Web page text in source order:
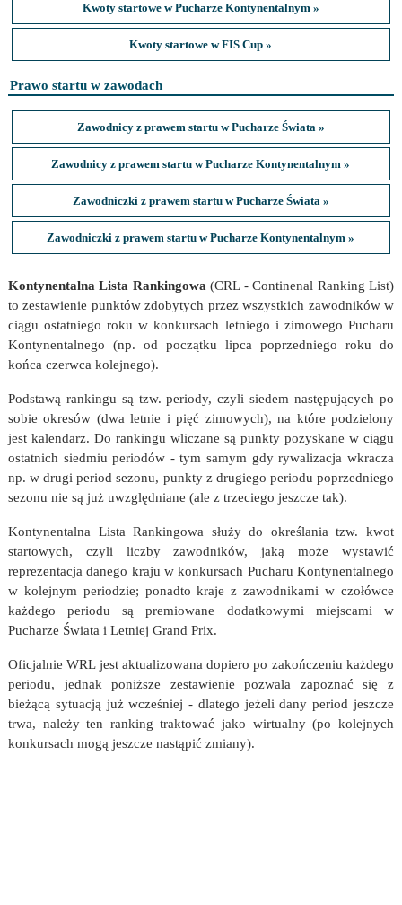
Kwoty startowe w Pucharze Kontynentalnym »
Kwoty startowe w FIS Cup »
Prawo startu w zawodach
Zawodnicy z prawem startu w Pucharze Świata »
Zawodnicy z prawem startu w Pucharze Kontynentalnym »
Zawodniczki z prawem startu w Pucharze Świata »
Zawodniczki z prawem startu w Pucharze Kontynentalnym »
Kontynentalna Lista Rankingowa (CRL - Continenal Ranking List)
to zestawienie punktów zdobytych przez wszystkich zawodników w
ciągu ostatniego roku w konkursach letniego i zimowego Pucharu
Kontynentalnego (np. od początku lipca poprzedniego roku do
końca czerwca kolejnego).
Podstawą rankingu są tzw. periody, czyli siedem następujących po
sobie okresów (dwa letnie i pięć zimowych), na które podzielony
jest kalendarz. Do rankingu wliczane są punkty pozyskane w ciągu
ostatnich siedmiu periodów - tym samym gdy rywalizacja wkracza
np. w drugi period sezonu, punkty z drugiego periodu poprzedniego
sezonu nie są już uwzględniane (ale z trzeciego jeszcze tak).
Kontynentalna Lista Rankingowa służy do określania tzw. kwot
startowych, czyli liczby zawodników, jaką może wystawić
reprezentacja danego kraju w konkursach Pucharu Kontynentalnego
w kolejnym periodzie; ponadto kraje z zawodnikami w czołówce
każdego periodu są premiowane dodatkowymi miejscami w
Pucharze Świata i Letniej Grand Prix.
Oficjalnie WRL jest aktualizowana dopiero po zakończeniu każdego
periodu, jednak poniższe zestawienie pozwala zapoznać się z
bieżącą sytuacją już wcześniej - dlatego jeżeli dany period jeszcze
trwa, należy ten ranking traktować jako wirtualny (po kolejnych
konkursach mogą jeszcze nastąpić zmiany).